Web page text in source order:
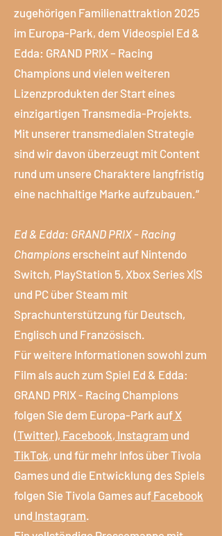
zugehörigen Familienattraktion 2025
im Europa-Park, dem Videospiel Ed &
Edda: GRAND PRIX – Racing
Champions und vielen weiteren
Lizenzprodukten der Start eines
einzigartigen Transmedia-Projekts.
Mit unserer transmedialen Strategie
sind wir davon überzeugt mit Content
rund um unsere Charaktere langfristig
eine nachhaltige Marke aufzubauen.“
Ed & Edda: GRAND PRIX - Racing
Champions erscheint auf Nintendo
Switch, PlayStation 5, Xbox Series X|S
und PC über Steam mit
Sprachunterstützung für Deutsch,
Englisch und Französisch.
Für weitere Informationen sowohl zum
Film als auch zum Spiel Ed & Edda:
GRAND PRIX - Racing Champions
folgen Sie dem Europa-Park aufX
(Twitter), Facebook, Instagram und
TikTok, und für mehr Infos über Tivola
Games und die Entwicklung des Spiels
folgen Sie Tivola Games auf Facebook
und Instagram.